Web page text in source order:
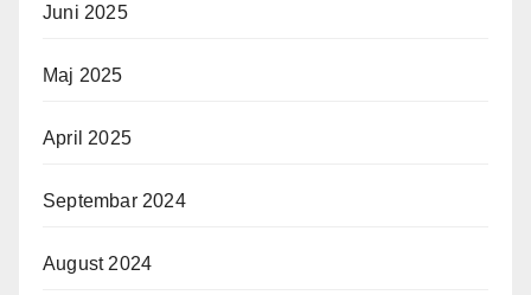
Juni 2025
Maj 2025
April 2025
Septembar 2024
August 2024